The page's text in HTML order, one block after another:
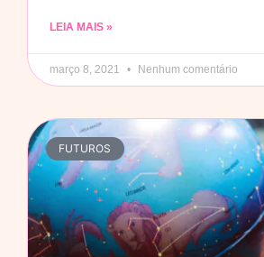
LEIA MAIS »
março 8, 2021 Nenhum comentário
FUTUROS